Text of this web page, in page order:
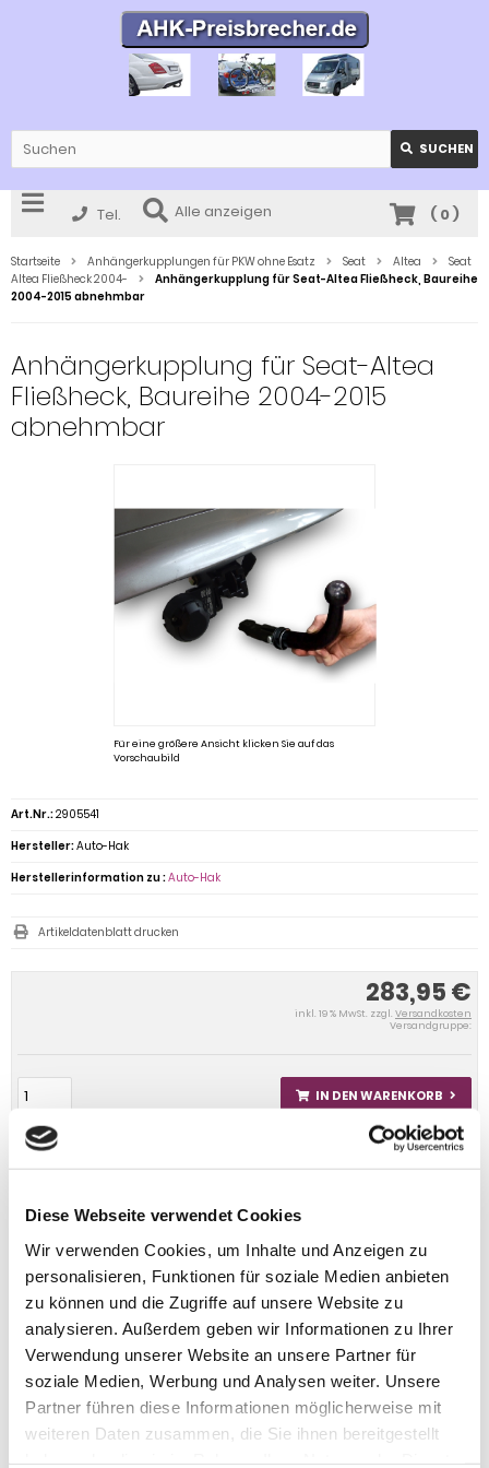
Diese Webseite verwendet Cookies
Wir verwenden Cookies, um Inhalte und Anzeigen zu
personalisieren, Funktionen für soziale Medien anbieten
zu können und die Zugriffe auf unsere Website zu
analysieren. Außerdem geben wir Informationen zu Ihrer
Verwendung unserer Website an unsere Partner für
soziale Medien, Werbung und Analysen weiter. Unsere
Partner führen diese Informationen möglicherweise mit
weiteren Daten zusammen, die Sie ihnen bereitgestellt
SUCHEN
Tel. Alle anzeigen ( 0)
Startseite Anhängerkupplungen für PKW ohne Esatz Seat Altea
Seat
Altea Fließheck 2004-
Anhängerkupplung für Seat-Altea Fließheck, Baureihe
2004-2015 abnehmbar
Anhängerkupplung für Seat-Altea
Fließheck, Baureihe 2004-2015
abnehmbar
Für eine größere Ansicht klicken Sie auf das
Vorschaubild
283,95 €
inkl. 19 % MwSt. zzgl. Versandkosten
Versandgruppe:
IN DEN WARENKORB
Art.Nr.:2905541
Hersteller:Auto-Hak
Herstellerinformation zu :Auto-Hak
Artikeldatenblatt drucken